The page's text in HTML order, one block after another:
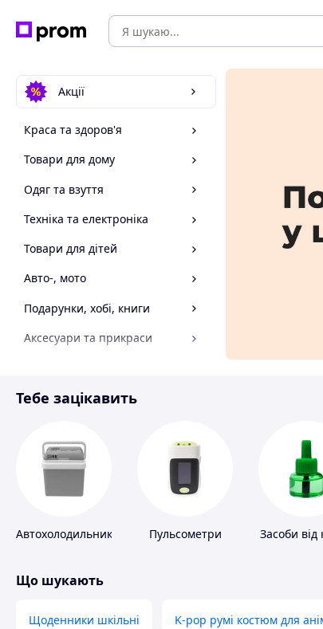
Акції
Краса та здоров'я
Товари для дому
Одяг та взуття
Техніка та електроніка
Товари для дітей
Авто-, мото
Подарунки, хобі, книги
Аксесуари та прикраси
Спорт і відпочинок
Тебе зацікавить
Автохолодильники Пульсометри Засоби від
Що шукають
Щоденники шкільні K-pop румі костюм для